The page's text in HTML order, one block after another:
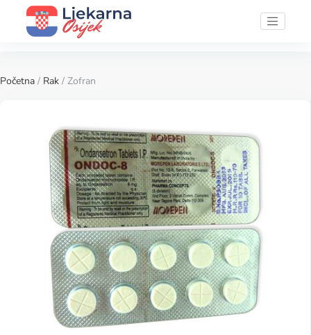
Početna / Rak / Zofran